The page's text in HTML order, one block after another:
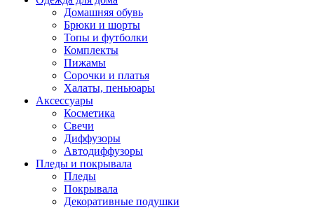
Домашняя обувь
Брюки и шорты
Топы и футболки
Комплекты
Пижамы
Сорочки и платья
Халаты, пеньюары
Аксессуары
Косметика
Свечи
Диффузоры
Автодиффузоры
Пледы и покрывала
Пледы
Покрывала
Декоративные подушки